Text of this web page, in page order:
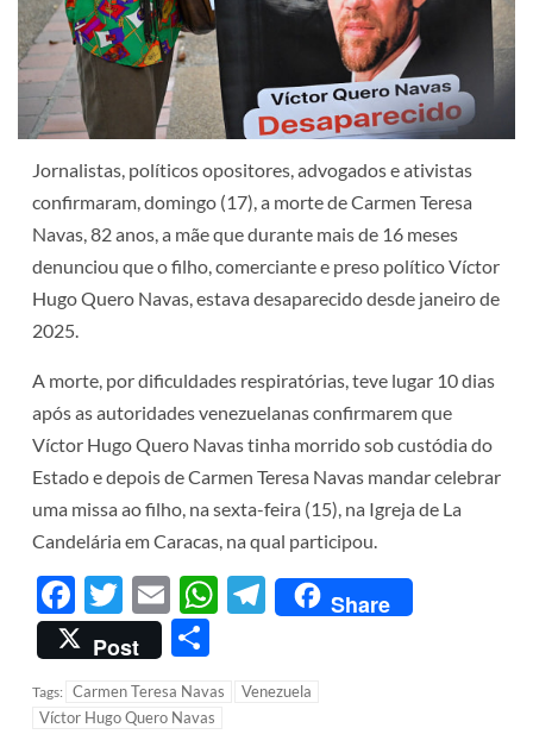
Jornalistas, políticos opositores, advogados e ativistas
confirmaram, domingo (17), a morte de Carmen Teresa
Navas, 82 anos, a mãe que durante mais de 16 meses
denunciou que o filho, comerciante e preso político Víctor
Hugo Quero Navas, estava desaparecido desde janeiro de
2025.
A morte, por dificuldades respiratórias, teve lugar 10 dias
após as autoridades venezuelanas confirmarem que
Víctor Hugo Quero Navas tinha morrido sob custódia do
Estado e depois de Carmen Teresa Navas mandar celebrar
uma missa ao filho, na sexta-feira (15), na Igreja de La
Candelária em Caracas, na qual participou.
Facebook
Twitter
EmailWhatsApp
Telegram
Share
Post
Tags: Carmen Teresa Navas
Venezuela
Víctor Hugo Quero Navas